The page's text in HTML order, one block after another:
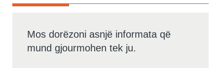
Mos dorëzoni asnjë informata që
mund gjourmohen tek ju.